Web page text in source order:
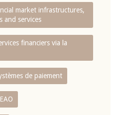
market infrastructures,
and services
financiers via la
de paiement